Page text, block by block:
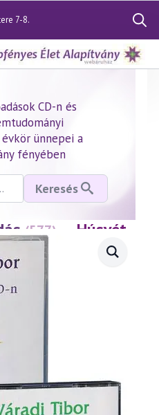
7-8.
Search
for:
CD-n és
évkör ünnepei a
fényében
Keresés
(577)
— Húsvét